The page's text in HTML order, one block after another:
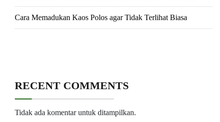
Cara Memadukan Kaos Polos agar Tidak Terlihat Biasa
RECENT COMMENTS
Tidak ada komentar untuk ditampilkan.